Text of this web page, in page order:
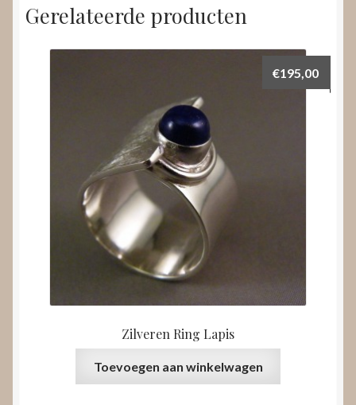
Gerelateerde producten
Zilveren Ring Lapis
€195,00
Toevoegen aan winkelwagen